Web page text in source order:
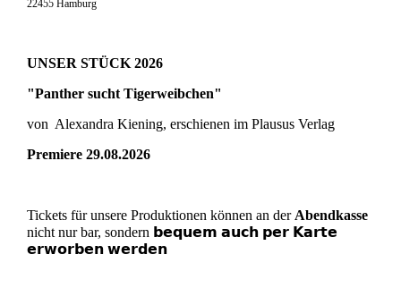
22455 Hamburg
UNSER STÜCK 2026
"Panther sucht Tigerweibchen"
von Alexandra Kiening, erschienen im Plausus Verlag
Premiere 29.08.2026
Tickets für unsere Produktionen können an der Abendkasse
nicht nur bar, sondern 𝗯𝗲𝗾𝘂𝗲𝗺 𝗮𝘂𝗰𝗵 𝗽𝗲𝗿 𝗞𝗮𝗿𝘁𝗲
𝗲𝗿𝘄𝗼𝗿𝗯𝗲𝗻 𝘄𝗲𝗿𝗱𝗲𝗻